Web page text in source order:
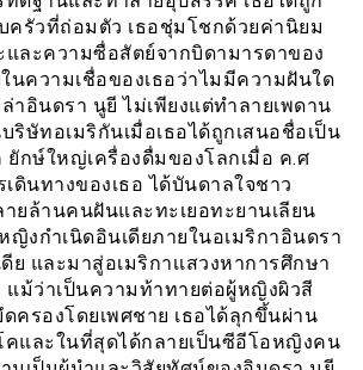
ครัวที่ถ่อมตัว เธอชุ่มโชกด้วยค่านิยม
ละความซื่อสัตย์จากบิดามารดาของ
นความเชื่อของเธอว่าไมมีความฝันใด
าอินดรา นูยี ไม่เพียงแต่ทำลายเพดาน
ริษัทอเมริกันเมื่อเธอได้ถูกเสนอชื่อเป็น
ยักษ์ใหญ่เครื่องดื่มของโลกเมื่อ ค.ศ
ดินทางของเธอ ได้บันดาลใจชาว
ยล้านคนฝันและทะเยอทะยานเลียน
ญิงกำเนิดอินเดียภายในอเมริกาอินดรา
ย และมาสู่อเมริกาเเสวงหาการศึกษา
แม้ว่าเป็นความท้าทายต่อผู้หญิงผิวสี
ครองโดยเพศชาย เธอได้ลุกขึ้นผ่าน
คและในที่สุดได้กลายเป็นซีอีโอหญิงคน